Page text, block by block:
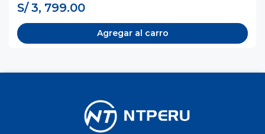
S/ 3, 799.00
Agregar al carro